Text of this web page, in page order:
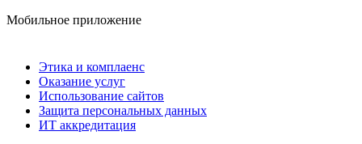
Мобильное приложение
Этика и комплаенс
Оказание услуг
Использование сайтов
Защита персональных данных
ИТ аккредитация